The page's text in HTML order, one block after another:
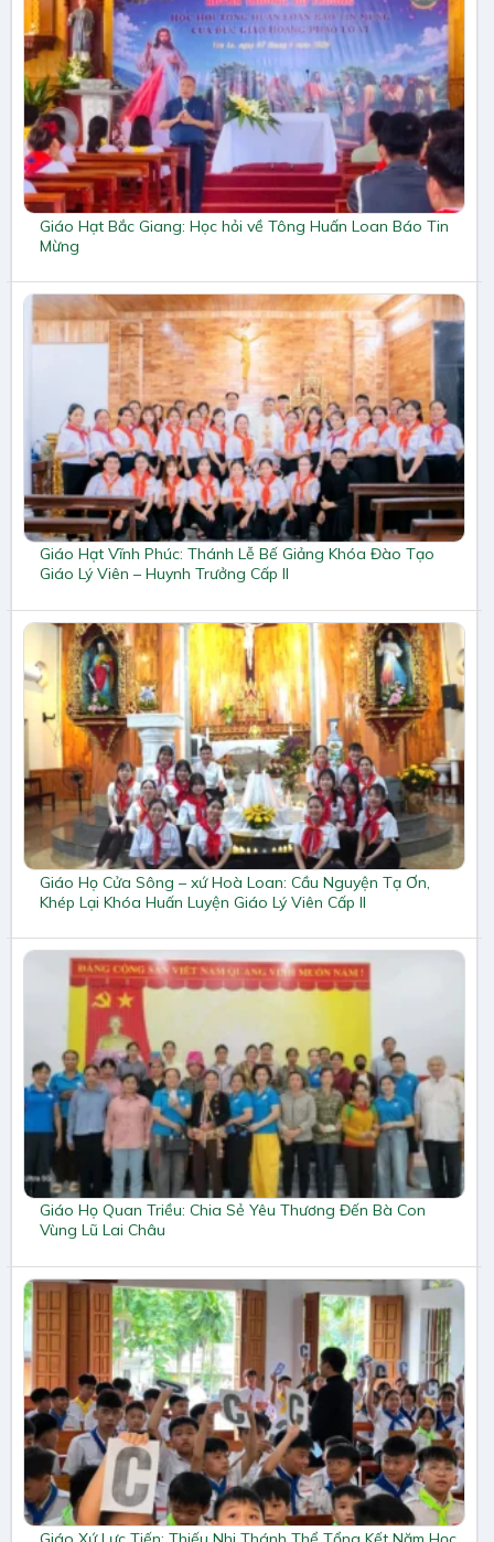
Giáo Hạt Bắc Giang: Học hỏi về Tông Huấn Loan Báo Tin
Mừng
Giáo Hạt Vĩnh Phúc: Thánh Lễ Bế Giảng Khóa Đào Tạo
Giáo Lý Viên – Huynh Trưởng Cấp II
Giáo Họ Cửa Sông – xứ Hoà Loan: Cầu Nguyện Tạ Ơn,
Khép Lại Khóa Huấn Luyện Giáo Lý Viên Cấp II
Giáo Họ Quan Triều: Chia Sẻ Yêu Thương Đến Bà Con
Vùng Lũ Lai Châu